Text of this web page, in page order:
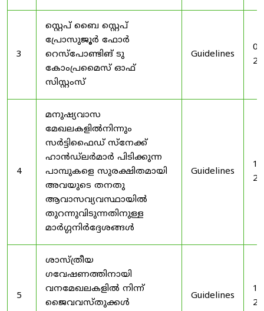
3
സ്റ്റെപ് ബൈ സ്റ്റെപ്
പ്രോസുജൂർ ഫോർ
റെസ്‌പോണ്ടിങ് ടു
കോംപ്രമൈസ് ഓഫ്
സിസ്റ്റംസ്
Guidelines
4
മനുഷ്യവാസ
മേഖലകളിൽനിന്നും
സർട്ടിഫൈഡ് സ്നേക്ക്
ഹാൻഡ്‌ലർമാർ പിടിക്കുന്ന
പാമ്പുകളെ സുരക്ഷിതമായി
അവയുടെ തനതു
ആവാസവ്യവസ്ഥായിൽ
തുറന്നുവിടുന്നതിനുള്ള
മാർഗ്ഗനിർദ്ദേശങ്ങൾ
Guidelines
5
ശാസ്ത്രീയ
ഗവേഷണത്തിനായി
വനമേഖലകളിൽ നിന്ന്
ജൈവവസ്തുക്കൾ
Guidelines